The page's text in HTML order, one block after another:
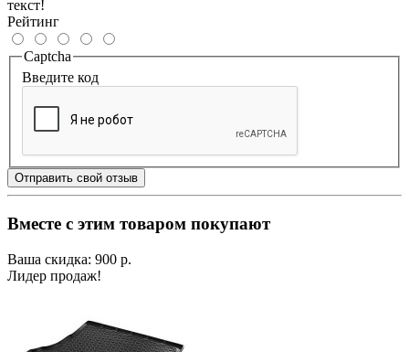
текст!
Рейтинг
Captcha
Введите код
Отправить свой отзыв
Вместе с этим товаром покупают
Ваша скидка: 900 р.
Лидер продаж!